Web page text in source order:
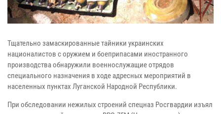
Тщательно замаскированные тайники украинских
националистов с оружием и боеприпасами иностранного
производства обнаружили военнослужащие отрядов
специального назначения в ходе адресных мероприятий в
населенных пунктах Луганской Народной Республики.
При обследовании нежилых строений спецназ Росгвардии изъял